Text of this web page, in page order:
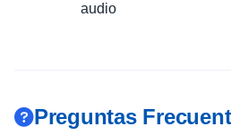
audio
Preguntas